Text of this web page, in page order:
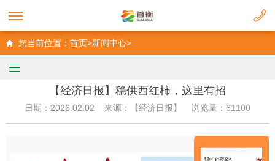
您当前位置：首页>新闻中心>
【经济日报】稳供西红柿，这里有招
日期：2026.02.02 来源：【经济日报】 浏览量：61100